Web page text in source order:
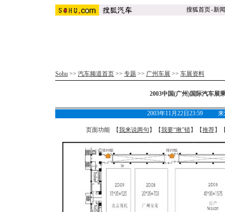
搜狐首页-新闻
Sohu >> 汽车频道首页 >> 专题 >> 广州车展 >> 车展资料
2003中国(广州)国际汽车展
2003年11月22日23:59 来
页面功能 【我来说两句 】【我要“揪”错】【推荐】